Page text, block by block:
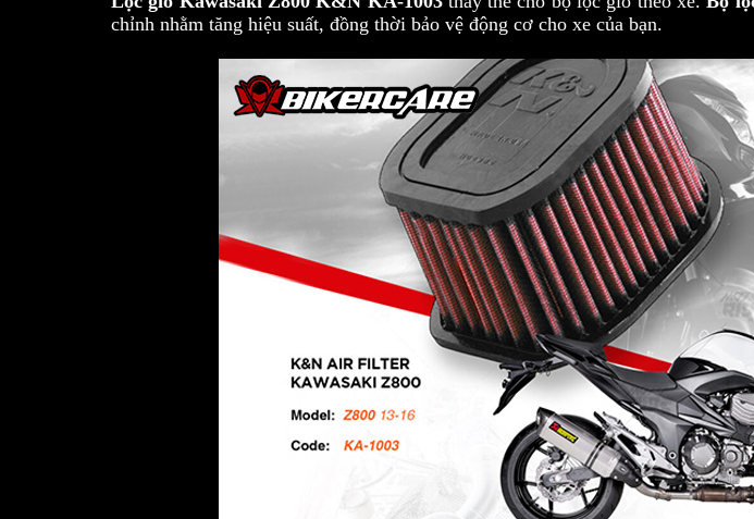
chỉnh nhằm tăng hiệu suất, đồng thời bảo vệ động cơ cho xe của bạn.